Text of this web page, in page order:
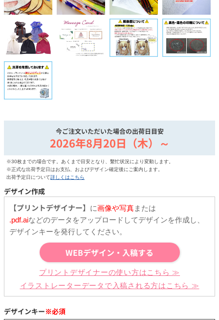
今ご注文いただいた場合の出荷日目安
2026年8月20日（木）～
※30枚までの場合です。あくまで目安となり、繫忙状況により変動します。
※正式な出荷予定日はお支払、およびデザイン確定後にご案内します。
出荷予定日について詳しくはこちら
デザイン作成
【プリントデザイナー】 に画像や写真または
.pdf.aiなどのデータをアップロードしてデザインを作成し、
デザインキーを発行してください。
WEBデザイン・入稿する
プリントデザイナーの使い方はこちら ≫
イラストレーターデータで入稿される方はこちら ≫
デザインキー※必須